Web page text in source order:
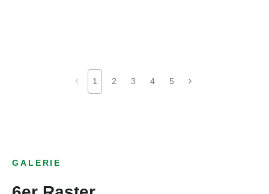
1 2 3 4 5
GALERIE